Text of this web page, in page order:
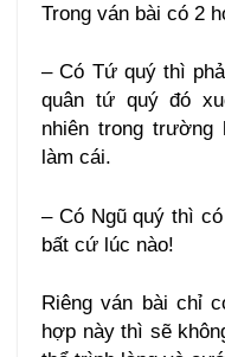
Trong ván bài có 2
– Có Tứ quý thì
quân tứ quý đó
nhiên trong
làm cái.
– Có Ngũ quý thì
bất cứ lúc nào!
Riêng ván bài chỉ
hợp này thì sẽ